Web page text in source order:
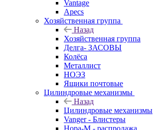
Vantage
Apecs
Хозяйственная группа
Назад
Хозяйственная группа
Делга- ЗАСОВЫ
Колёса
Металлист
НОЭЗ
Ящики почтовые
Цилиндровые механизмы
Назад
Цилиндровые механизмы
Vanger - Блистеры
Нора-М - распродажа